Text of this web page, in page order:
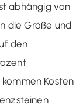
abhängig von
die Größe und
den
Kosten